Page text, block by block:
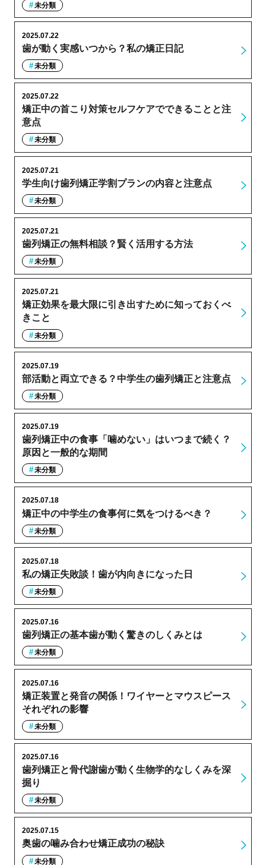
未分類
歯が動く実感いつから？私の矯正日記
2025.07.22
未分類
矯正中の首こり対策セルフケアでできることと注
意点
2025.07.22
未分類
学生向け歯列矯正学割プランの内容と注意点
2025.07.21
未分類
歯列矯正の無料相談？賢く活用する方法
2025.07.21
未分類
矯正効果を最大限に引き出すために知っておくべ
きこと
2025.07.21
未分類
部活動と両立できる？中学生の歯列矯正と注意点
2025.07.19
未分類
歯列矯正中の食事「噛めない」はいつまで続く？
原因と一般的な期間
2025.07.19
未分類
矯正中の中学生の食事何に気をつけるべき？
2025.07.18
未分類
私の矯正失敗談！歯が内向きになった日
2025.07.18
未分類
歯列矯正の基本歯が動く驚きのしくみとは
2025.07.16
未分類
矯正装置と発音の関係！ワイヤーとマウスピース
それぞれの影響
2025.07.16
未分類
歯列矯正と骨代謝歯が動く生物学的なしくみを深
掘り
2025.07.16
未分類
奥歯の噛み合わせ矯正成功の秘訣
2025.07.15
未分類